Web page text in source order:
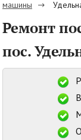
машины
Ремонт
пос.